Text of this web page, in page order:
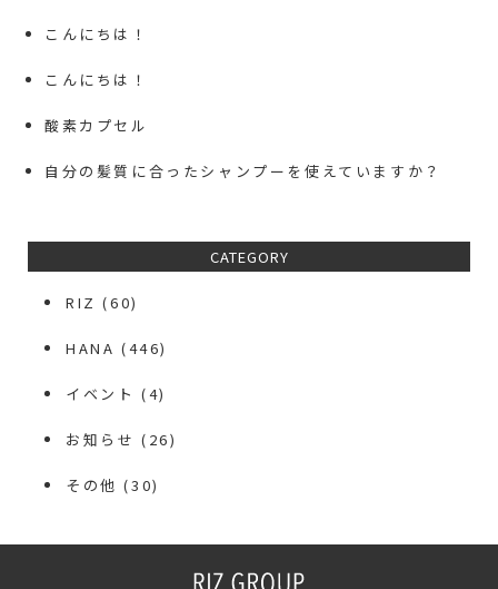
こんにちは！
こんにちは！
酸素カプセル
自分の髪質に合ったシャンプーを使えていますか？
CATEGORY
RIZ (60)
HANA (446)
イベント (4)
お知らせ (26)
その他 (30)